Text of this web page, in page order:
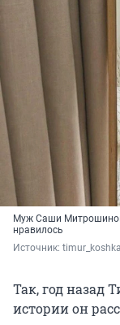
Муж Саши
нравилось
Источник:
Так, год назад
истории он